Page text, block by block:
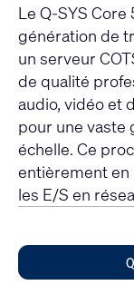
Le Q-SYS
génération de
un serveur
de qualité
audio, vidéo et
pour une vaste
échelle. Ce
entièrement
les E/S en